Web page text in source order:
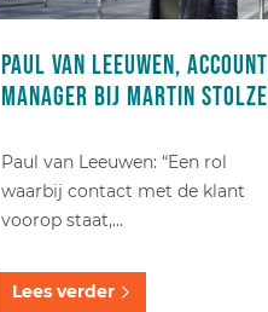
Paul van Leeuwen, account
manager bij Martin Stolze
Paul van Leeuwen: “Een rol
waarbij contact met de klant
voorop staat,…
Lees verder